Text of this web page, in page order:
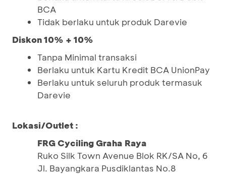
BCA
Tidak berlaku untuk produk Darevie
Diskon 10% + 10%
Tanpa Minimal transaksi
Berlaku untuk Kartu Kredit BCA UnionPay
Berlaku untuk seluruh produk termasuk
Darevie
Lokasi/Outlet :
FRG Cyciling Graha Raya
Ruko Silk Town Avenue Blok RK/SA No, 6
Jl. Bayangkara Pusdiklantas No.8